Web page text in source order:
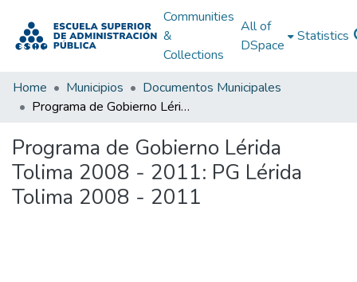
Communities
&
Collections
All of
DSpace
Statistics
Home Municipios
Documentos Municipales
Programa de Gobierno Lérida Tolima 2008 - 2011: PG Lérida Tolima 2008 - 2011
Programa de Gobierno Lérida
Tolima 2008 - 2011: PG Lérida
Tolima 2008 - 2011